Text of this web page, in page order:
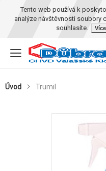
Tento web používá k
analýze návštěvnosti soubory
souhlasíte.
Úvod Trumil